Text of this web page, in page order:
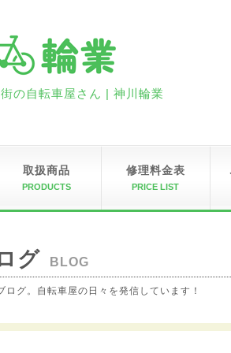
の自転車屋さん | 神川輪業
取扱商品
PRODUCTS
修理料金表
PRICE LIST
グ BLOG
ログ。自転車屋の日々を発信しています！